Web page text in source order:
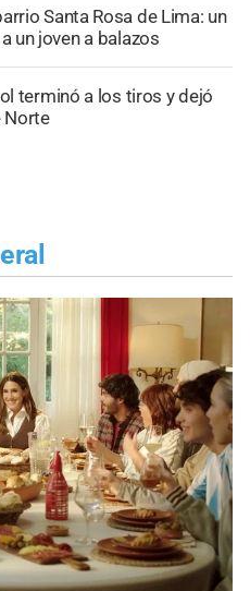
Santa Rosa de Lima: un
un joven a balazos
terminó a los tiros y dejó
Norte